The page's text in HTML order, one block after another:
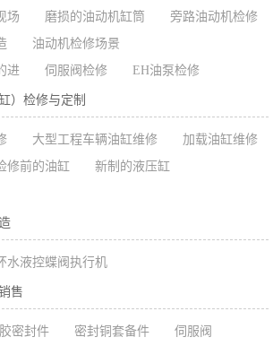
场
磨损的油动机缸筒
旁路油动机检修
油动机检修场景
进
伺服阀检修 EH油泵检修
检修与定制
大型工程车辆油缸维修
加载油缸维修
前的油缸
新制的液压缸
液控蝶阀执行机
售
密封件 密封铜套备件
伺服阀